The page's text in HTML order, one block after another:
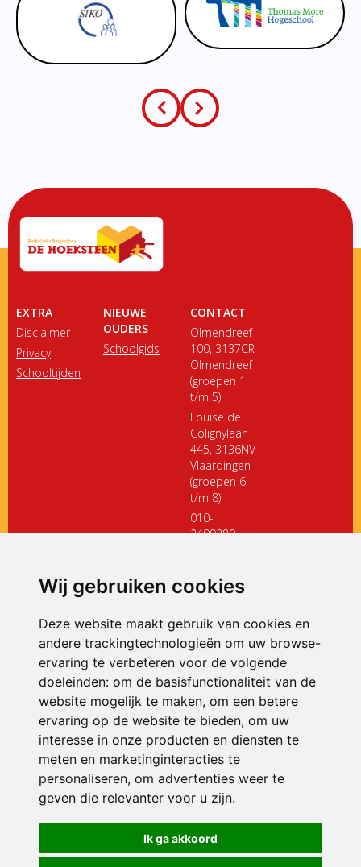
Wij gebruiken cookies
Deze website maakt gebruik van cookies en
andere trackingtechnologieën om uw browse-
ervaring te verbeteren voor de volgende
doeleinden: om de basisfunctionaliteit van de
website mogelijk te maken, om een betere
ervaring op de website te bieden, om uw
interesse in onze producten en diensten te
meten en marketinginteracties te
personaliseren, om advertenties weer te
geven die relevanter voor u zijn.
Ik ga akkoord
EXTRA
Disclaimer
Privacy
Schooltijden
NIEUWE
OUDERS
Schoolgids
CONTACT
Olmendreef
100, 3137CR
Olmendreef
(groepen 1
t/m 5)
Louise de
Colignylaan
445, 3136NV
Vlaardingen
(groepen 6
t/m 8)
010-
2499280
ONDERDEEL VAN
© 2026 De Hoeksteen | Alle rechten voorbehouden
Privacy policy|Disclaimer| Klachtenregeling|RSIN en Anbi
voorkeuren
Crealisatie The MindOffice